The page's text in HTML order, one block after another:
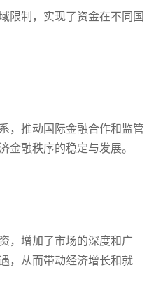
限制，实现了资金在不同国
，推动国际金融合作和监管
金融秩序的稳定与发展。
，增加了市场的深度和广
，从而带动经济增长和就